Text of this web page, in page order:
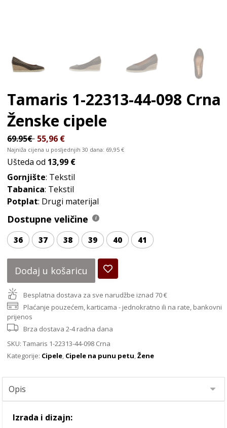
Tamaris 1-22313-44-098 Crna
Ženske cipele
69.95€ 55,96 €
Najniža cijena u posljednjih 30 dana: 69,95€
Ušteda od 13,99 €
Gornjište: Tekstil
Tabanica: Tekstil
Potplat: Drugi materijal
Dostupne veličine
36 37 38 39 40 41
Dodaj u košaricu
Besplatna dostava za sve narudžbe iznad 70 €
Plaćanje pouzećem, karticama - jednokratno ili na rate, bankovni
prijenos
Brza dostava 2-4 radna dana
SKU:Tamaris 1-22313-44-098 Crna
Kategorije: Cipele, Cipele na punu petu,Žene
Izrada i dizajn: